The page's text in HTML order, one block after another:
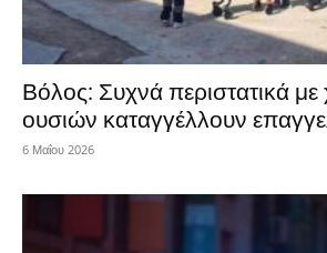
Βόλος: Συχνά περιστατικά με
ουσιών καταγγέλλουν
6 Μαΐου 2026